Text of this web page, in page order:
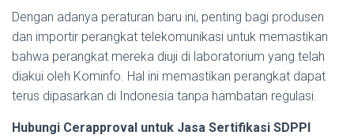
Dengan adanya peraturan baru ini, penting bagi produsen
dan importir perangkat telekomunikasi untuk memastikan
bahwa perangkat mereka diuji di laboratorium yang telah
diakui oleh Kominfo. Hal ini memastikan perangkat dapat
terus dipasarkan di Indonesia tanpa hambatan regulasi.
Hubungi Cerapproval untuk Jasa Sertifikasi SDPPI